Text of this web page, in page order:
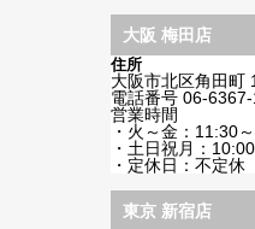
大阪 梅田店
住所
大阪市北区角田町
電話番号 06-
営業時間
・火～金：11:30
・土日祝月：
・定休日：不定休
東京 新宿店